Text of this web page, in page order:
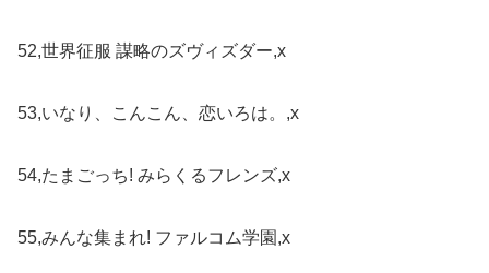
52,世界征服 謀略のズヴィズダー,x
53,いなり、こんこん、恋いろは。,x
54,たまごっち! みらくるフレンズ,x
55,みんな集まれ! ファルコム学園,x